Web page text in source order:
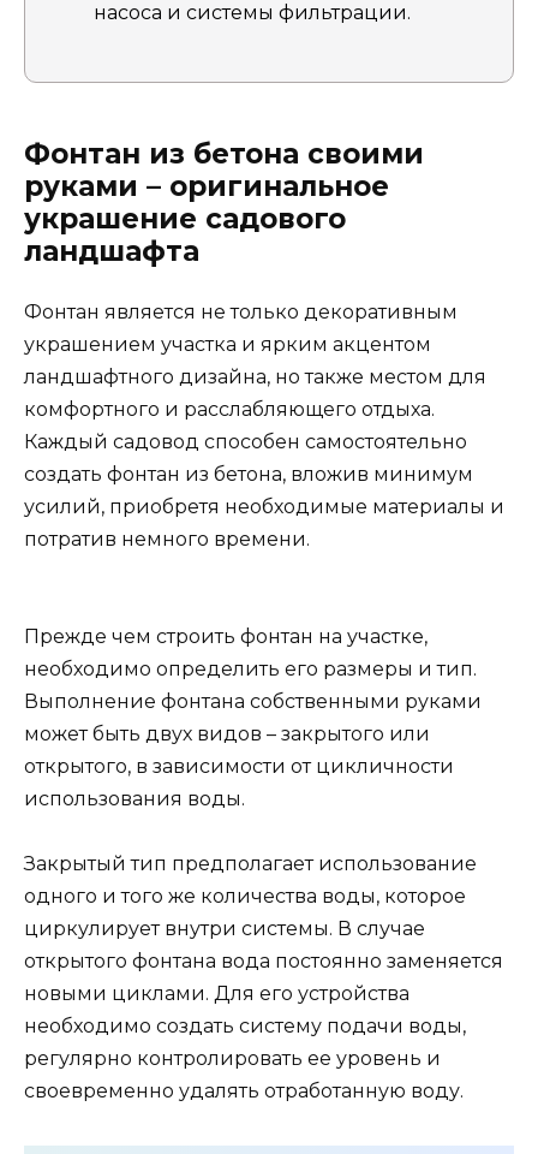
насоса и системы фильтрации.
Фонтан из бетона своими
руками – оригинальное
украшение садового
ландшафта
Фонтан является не только декоративным
украшением участка и ярким акцентом
ландшафтного дизайна, но также местом для
комфортного и расслабляющего отдыха.
Каждый садовод способен самостоятельно
создать фонтан из бетона, вложив минимум
усилий, приобретя необходимые материалы и
потратив немного времени.
Прежде чем строить фонтан на участке,
необходимо определить его размеры и тип.
Выполнение фонтана собственными руками
может быть двух видов – закрытого или
открытого, в зависимости от цикличности
использования воды.
Закрытый тип предполагает использование
одного и того же количества воды, которое
циркулирует внутри системы. В случае
открытого фонтана вода постоянно заменяется
новыми циклами. Для его устройства
необходимо создать систему подачи воды,
регулярно контролировать ее уровень и
своевременно удалять отработанную воду.